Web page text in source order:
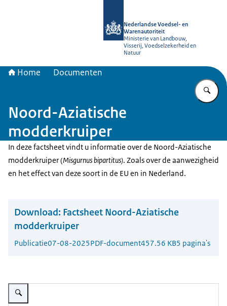
Nederlandse Voedsel- en
Warenautoriteit
Ministerie van Landbouw,
Visserij, Voedselzekerheid en
Natuur
Home Documenten
Noord-Aziatische
modderkruiper
In deze factsheet vindt u informatie over de Noord-Aziatische
modderkruiper (Misgurnus bipartitus). Zoals over de aanwezigheid
en het effect van deze soort in de EU en in Nederland.
Download: Factsheet Noord-Aziatische
modderkruiper
Publicatie07-08-2025PDF-document457.56 KB5 pagina's
Vergroot afbeelding Noord-Aziatische modderkruiper